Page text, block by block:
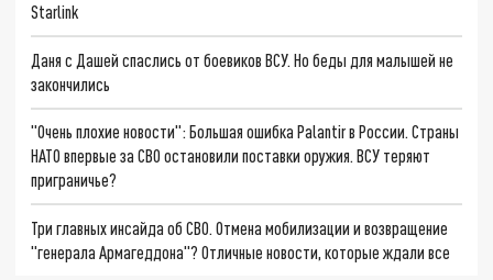
Starlink
Даня с Дашей спаслись от боевиков ВСУ. Но беды для малышей не
закончились
"Очень плохие новости": Большая ошибка Palantir в России. Страны
НАТО впервые за СВО остановили поставки оружия. ВСУ теряют
приграничье?
Три главных инсайда об СВО. Отмена мобилизации и возвращение
"генерала Армагеддона"? Отличные новости, которые ждали все